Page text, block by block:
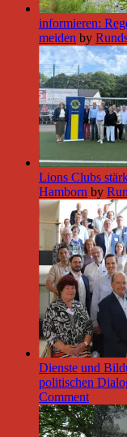
informieren:
meiden by
Lions Clubs
Hamborn by
Dienste und
politischen
Comment